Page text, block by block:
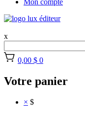
Mon compte
x
0,00 $ 0
Votre panier
× $